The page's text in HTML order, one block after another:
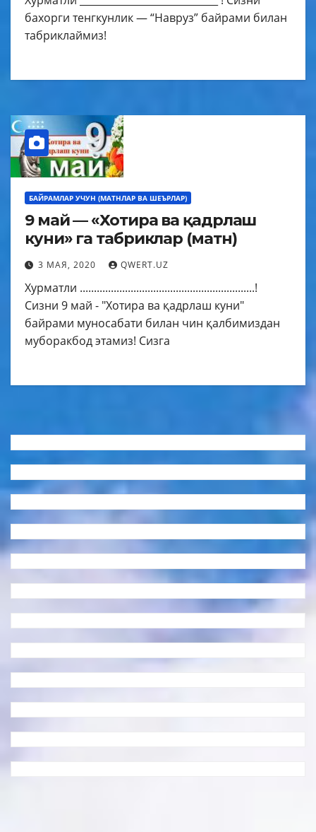
бахорги тенгкунлик — “Навруз” байрами билан
табриклаймиз!
БАЙРАМЛАР УЧУН (МАТНЛАР ВА ШЕЪРЛАР)
9 май — «Хотира ва қадрлаш
куни» га табриклар (матн)
3 МАЯ, 2020 QWERT.UZ
Хурматли ..............................................................!
Сизни 9 май - "Хотира ва қадрлаш куни"
байрами муносабати билан чин қалбимиздан
муборакбод этамиз! Сизга